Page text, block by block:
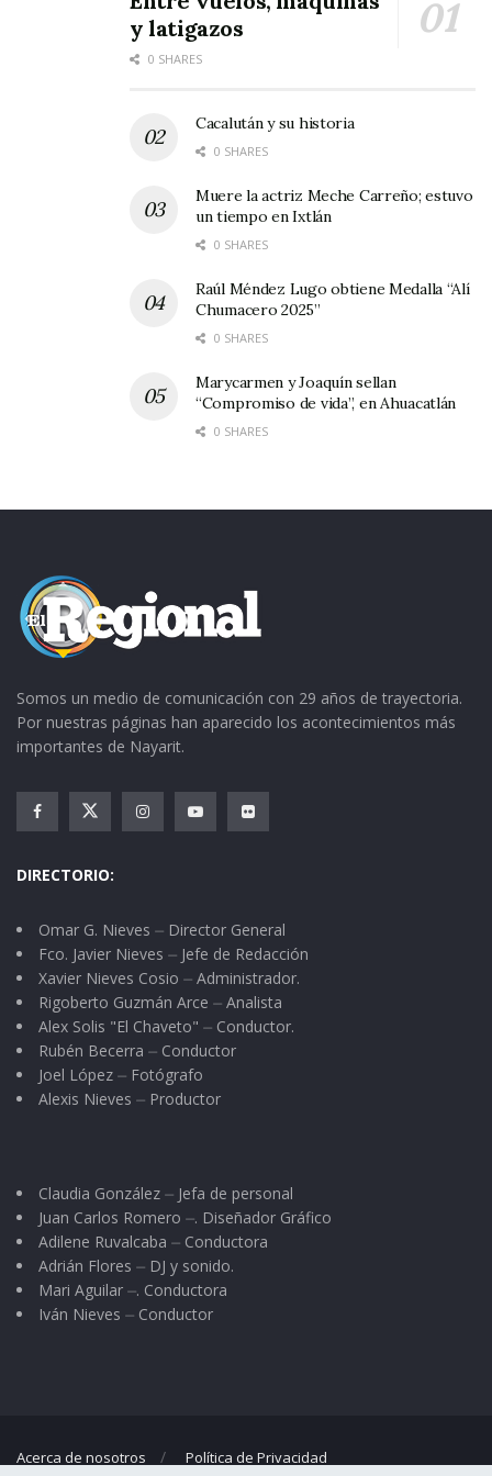
su situación.
cinco hembras y cuatro varones: Víctor, Juan,
Margarito – mejor conocido como Malín – y
Pancho, así como Luz, Cheli, Licha, Titi y Vero. A
todos ellos les enviamos nuestro más sentido
pésame. DESCANSE EN PAZ.
y latigazos
0 SHARES
Cacalután y su historia
0 SHARES
Muere la actriz Meche Carreño; estuvo
un tiempo en Ixtlán
0 SHARES
Raúl Méndez Lugo obtiene Medalla “Alí
Chumacero 2025”
0 SHARES
Marycarmen y Joaquín sellan
“Compromiso de vida”, en Ahuacatlán
0 SHARES
Somos un medio de comunicación con 29 años de trayectoria.
Por nuestras páginas han aparecido los acontecimientos más
importantes de Nayarit.
DIRECTORIO:
Omar G. Nieves ⏤ Director General
Fco. Javier Nieves ⏤ Jefe de Redacción
Xavier Nieves Cosio ⏤ Administrador.
Rigoberto Guzmán Arce ⏤ Analista
Alex Solis "El Chaveto" ⏤ Conductor.
Rubén Becerra ⏤ Conductor
Joel López ⏤ Fotógrafo
Alexis Nieves ⏤ Productor
Claudia González ⏤ Jefa de personal
Juan Carlos Romero ⏤. Diseñador Gráfico
Adilene Ruvalcaba ⏤ Conductora
Adrián Flores ⏤ DJ y sonido.
Mari Aguilar ⏤. Conductora
Iván Nieves ⏤ Conductor
Acerca de nosotros Política de Privacidad